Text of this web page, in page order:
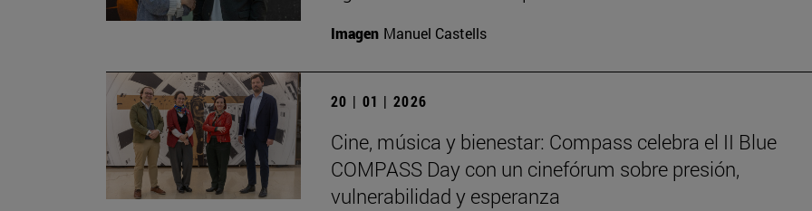
Imagen Manuel Castells
20 | 01 | 2026
Cine, música y bienestar: Compass celebra el II Blue
COMPASS Day con un cinefórum sobre presión,
vulnerabilidad y esperanza